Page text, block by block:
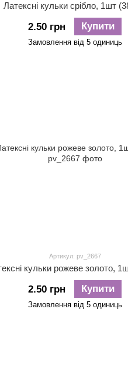
Латексні кульки срібло, 1шт
2.50 грн Купити
Замовлення від 5 одиниць
Артикул: pv_2667
кульки рожеве золото,
2.50 грн Купити
Замовлення від 5 одиниць